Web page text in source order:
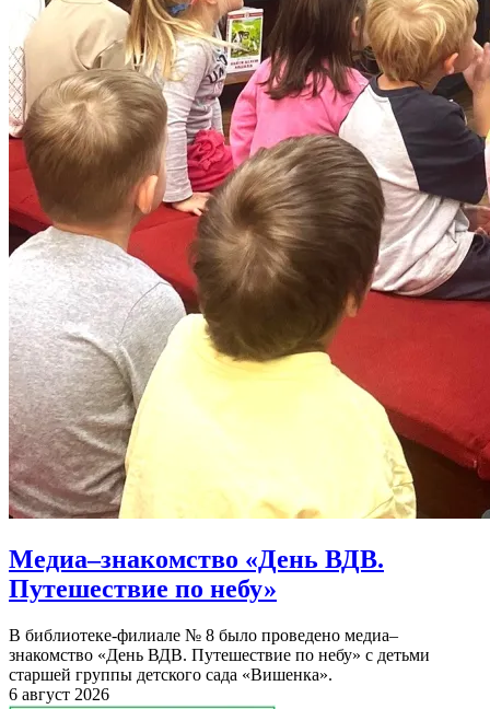
Медиа–знакомство «День ВДВ.
Путешествие по небу»
В библиотеке-филиале № 8 было проведено медиа–
знакомство «День ВДВ. Путешествие по небу» с детьми
старшей группы детского сада «Вишенка».
6 август 2026